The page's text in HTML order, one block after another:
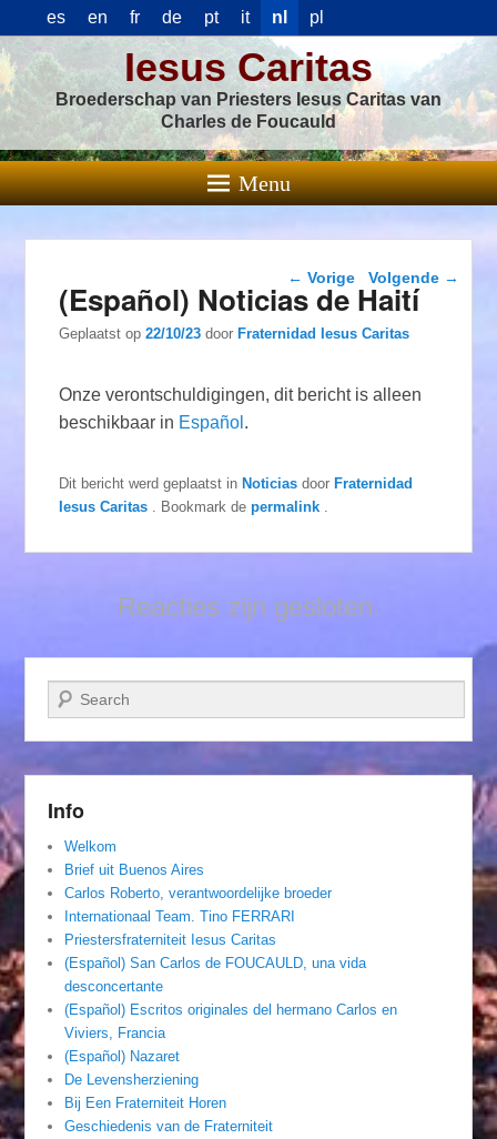
es en fr de pt it nl pl
Iesus Caritas
Broederschap van Priesters Iesus Caritas van
Charles de Foucauld
Menu
Berichtnavigatie
← Vorige Volgende →
(Español) Noticias de Haití
Geplaatst op22/10/23 doorFraternidad Iesus Caritas
Onze verontschuldigingen, dit bericht is alleen
beschikbaar in Español .
Dit bericht werd geplaatst inNoticias doorFraternidad
Iesus Caritas
. Bookmark depermalink
Reacties zijn gesloten.
Zoeken
Info
Welkom
Brief uit Buenos Aires
Carlos Roberto, verantwoordelijke broeder
Internationaal Team. Tino FERRARI
Priestersfraterniteit Iesus Caritas
(Español) San Carlos de FOUCAULD, una vida
desconcertante
(Español) Escritos originales del hermano Carlos en
Viviers, Francia
(Español) Nazaret
De Levensherziening
Bij Een Fraterniteit Horen
Geschiedenis van de Fraterniteit